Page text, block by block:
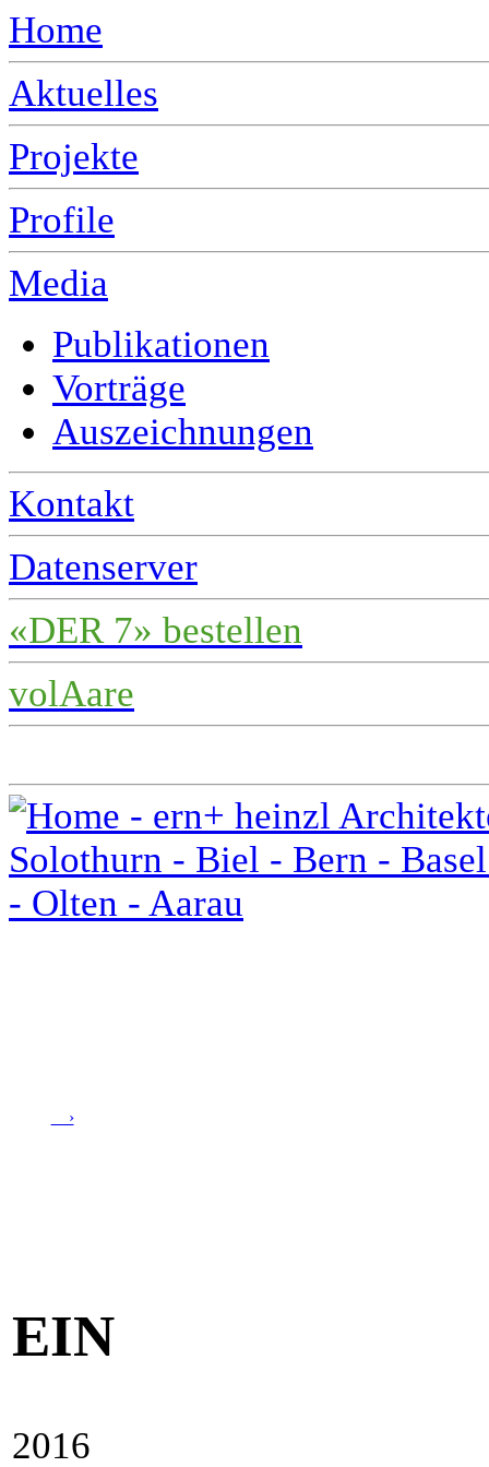
Home
Aktuelles
Projekte
Profile
Media
Publikationen
Vorträge
Auszeichnungen
Kontakt
Datenserver
«DER 7» bestellen
volAare
›
EIN
2016